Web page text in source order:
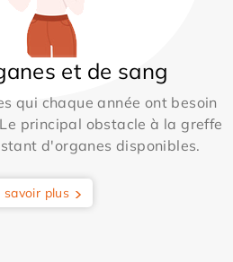
et de sang
qui chaque année ont besoin
principal obstacle à la greffe
d'organes disponibles.
savoir plus